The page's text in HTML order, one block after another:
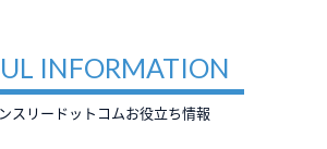
INFORMATION
スリードットコムお役立ち情報